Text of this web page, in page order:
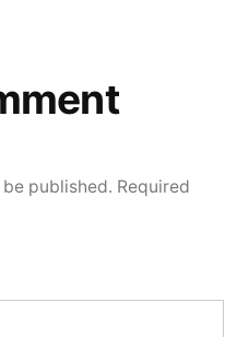
published. Required